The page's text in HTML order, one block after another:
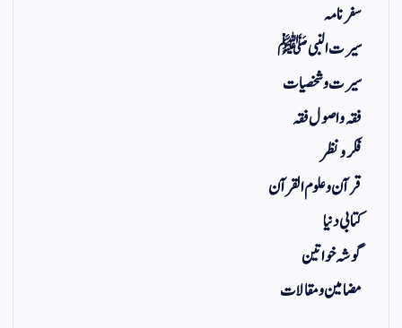
سفر نامہ
سیرت النبی ﷺ
سیرت و شخصیات
فقہ و اصول فقہ
فکر و نظر
قرآن و علوم القرآن
کتابی دنیا
گوشہ خواتین
مضامین و مقالات